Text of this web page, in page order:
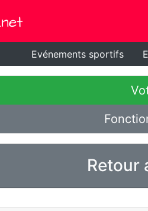
Evénements sportifs
Retour